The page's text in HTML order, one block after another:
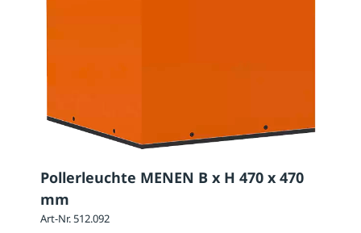
Pollerleuchte MENEN B x H 470 x 470
mm
Art-Nr. 512.092